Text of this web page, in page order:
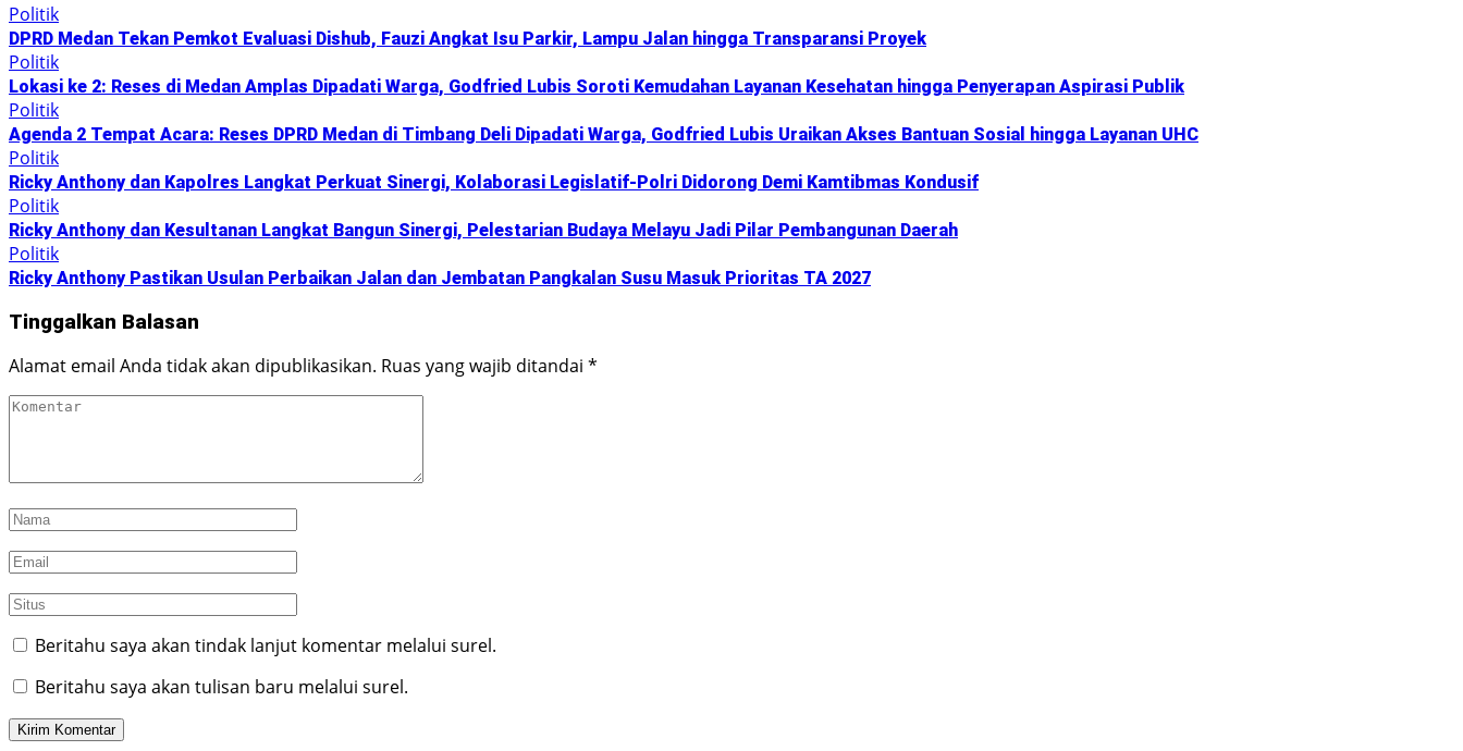
Politik
DPRD Medan Tekan Pemkot Evaluasi Dishub, Fauzi Angkat Isu Parkir, Lampu Jalan hingga Transparansi Proyek
Politik
Lokasi ke 2: Reses di Medan Amplas Dipadati Warga, Godfried Lubis Soroti Kemudahan Layanan Kesehatan hingga Penyerapan Aspirasi Publik
Politik
Agenda 2 Tempat Acara: Reses DPRD Medan di Timbang Deli Dipadati Warga, Godfried Lubis Uraikan Akses Bantuan Sosial hingga Layanan UHC
Politik
Ricky Anthony dan Kapolres Langkat Perkuat Sinergi, Kolaborasi Legislatif-Polri Didorong Demi Kamtibmas Kondusif
Politik
Ricky Anthony dan Kesultanan Langkat Bangun Sinergi, Pelestarian Budaya Melayu Jadi Pilar Pembangunan Daerah
Politik
Ricky Anthony Pastikan Usulan Perbaikan Jalan dan Jembatan Pangkalan Susu Masuk Prioritas TA 2027
Tinggalkan Balasan
Alamat email Anda tidak akan dipublikasikan. Ruas yang wajib ditandai *
Beritahu saya akan tindak lanjut komentar melalui surel.
Beritahu saya akan tulisan baru melalui surel.